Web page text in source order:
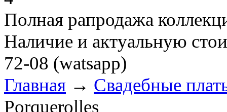
Полная рапродажа
Наличие и актуальную
72-08 (watsapp)
Главная → Свадебные
Porquerolles